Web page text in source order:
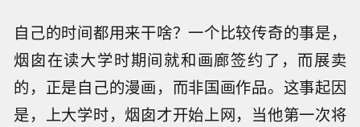
自己的时间都用来干啥？一个比较传奇的事是，
烟囱在读大学时期间就和画廊签约了，而展卖
的，正是自己的漫画，而非国画作品。这事起因
是，上大学时，烟囱才开始上网，当他第一次将